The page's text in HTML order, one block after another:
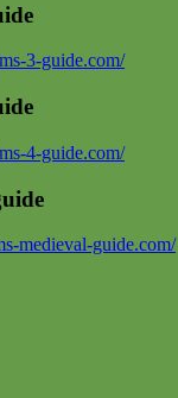
3-guide.com/
4-guide.com/
medieval-guide.com/